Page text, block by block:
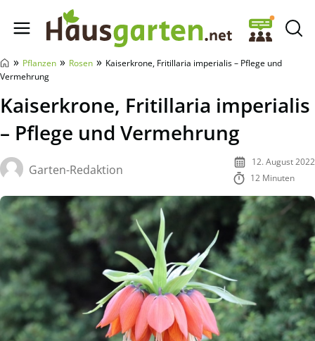
Hausgarten.net
» Pflanzen » Rosen » Kaiserkrone, Fritillaria imperialis – Pflege und
Vermehrung
Kaiserkrone, Fritillaria imperialis
– Pflege und Vermehrung
Garten-Redaktion
12. August 2022
12 Minuten